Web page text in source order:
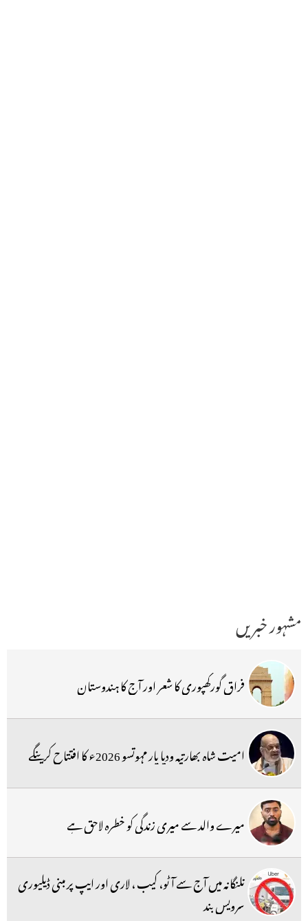
مشہور خبریں
فراق گورکھپوری کا شعر اور آج کا ہندوستان
امیت شاہ بھارتیہ ودیا پار مہوتسو 2026ء کا افتتاح کرینگے
میرے والد سے میری زندگی کو خطرہ لاحق ہے
تلنگانہ میں آج سے آٹو، کیب ، لاری اور ایپ پر مبنی ڈیلیوری
سرویس بند